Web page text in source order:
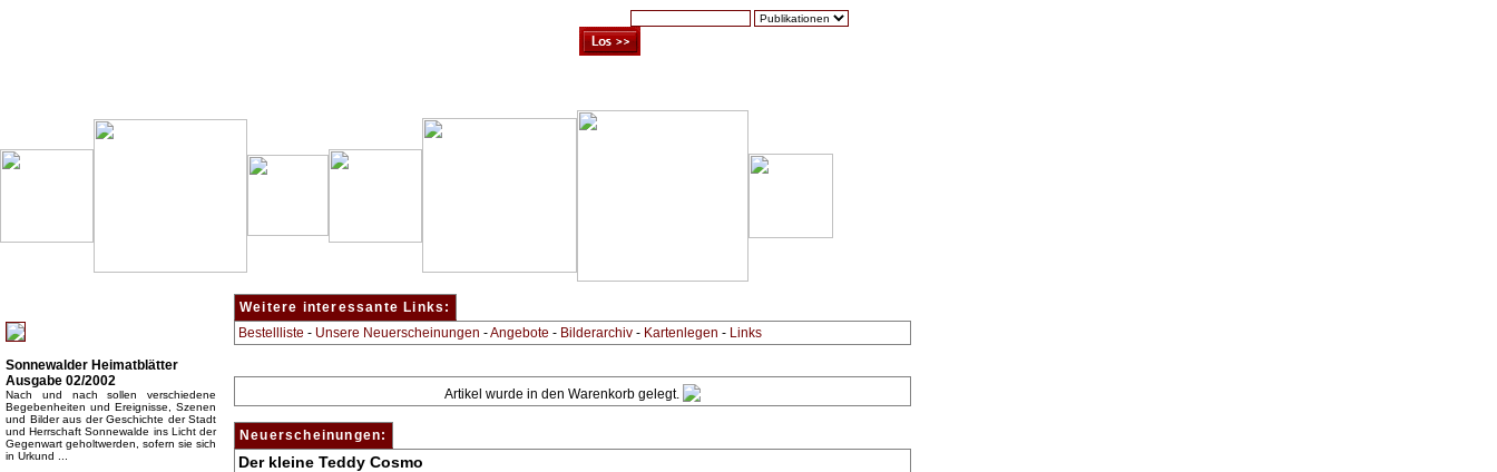
Sonnewalder Heimatblätter
Ausgabe 02/2002
Nach und nach sollen verschiedene
Begebenheiten und Ereignisse, Szenen
und Bilder aus der Geschichte der Stadt
und Herrschaft Sonnewalde ins Licht der
Gegenwart geholtwerden, sofern sie sich
in Urkund ...
Weitere interessante Links:
Bestellliste - Unsere Neuerscheinungen -Angebote - Bilderarchiv - Kartenlegen - Links
Artikel wurde in den Warenkorb gelegt.
Neuerscheinungen:
Der kleine Teddy Cosmo